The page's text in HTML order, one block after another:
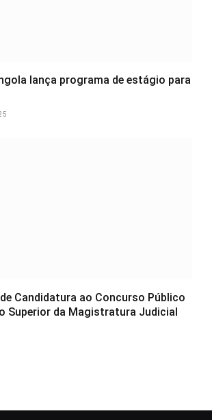
lança programa de estágio para
Candidatura ao Concurso Público
Superior da Magistratura Judicial